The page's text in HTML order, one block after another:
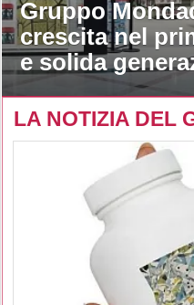
Gruppo
crescita nel
e solida
LA NOTIZIA DEL